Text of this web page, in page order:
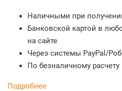
Наличными при
Банковской картой в
на сайте
Через системы PayPal/
По безналичному расчету
Подробнее